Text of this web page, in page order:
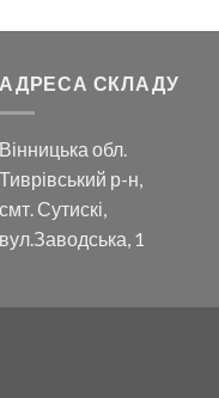
АДРЕСА СКЛАДУ
Вінницька обл.
Тиврівський р-н,
смт. Сутискі,
вул.Заводська, 1